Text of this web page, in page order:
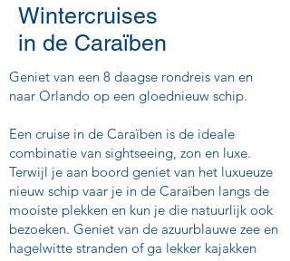
Wintercruises
in de Caraïben
Geniet van een 8 daagse rondreis van en
naar Orlando op een gloednieuw schip.
Een cruise in de Caraïben is de ideale
combinatie van sightseeing, zon en luxe.
Terwijl je aan boord geniet van het luxueuze
nieuw schip vaar je in de Caraïben langs de
mooiste plekken en kun je die natuurlijk ook
bezoeken. Geniet van de azuurblauwe zee en
hagelwitte stranden of ga lekker kajakken